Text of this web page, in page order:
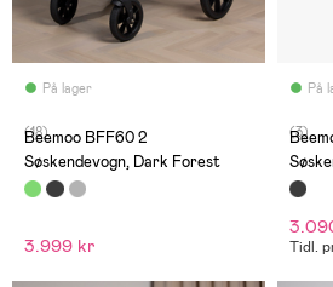
På lager
(18)
Beemoo BFF60 2
Søskendevogn, Dark Forest
3.999 kr
På
(3)
Tidl.